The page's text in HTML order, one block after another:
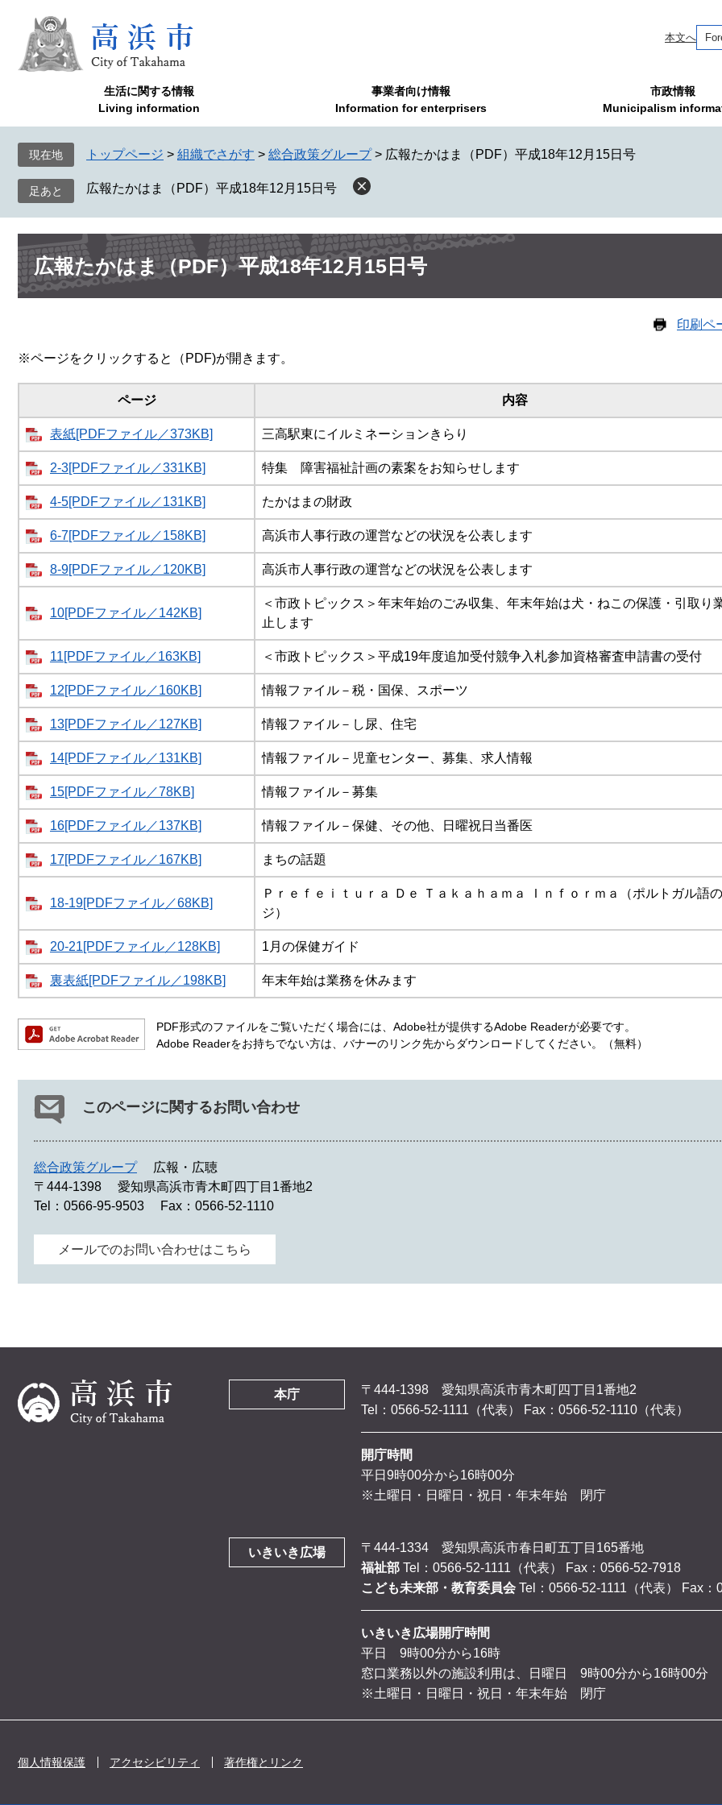
で
ば
へ
本文へ
生活に関する情報
Living information
事業者向け情報
Information for enterprisers
市政情報
Municipalism
現在地 トップページ > 組織でさがす > 総合政策グループ > 広報たかはま（PDF）平成18年12月15日号
広報たかはま（PDF）平成18年12月15日号
本
文 広報たかはま（PDF）平成18年12月15日号
印刷ペ
※ページをクリックすると（PDF)が開きます。
ページ 内容
表紙[PDFファイル／373KB] 三高駅東にイルミネーションきらり
2-3[PDFファイル／331KB] 特集 障害福祉計画の素案をお知らせします
4-5[PDFファイル／131KB] たかはまの財政
6-7[PDFファイル／158KB] 高浜市人事行政の運営などの状況を公表します
8-9[PDFファイル／120KB] 高浜市人事行政の運営などの状況を公表します
10[PDFファイル／142KB]
＜市政トピックス＞年末年始のごみ収集、年末年始は犬・ねこの保護・引取り
止します
11[PDFファイル／163KB] ＜市政トピックス＞平成19年度追加受付競争入札参加資格審査申請書の受付
12[PDFファイル／160KB] 情報ファイル－税・国保、スポーツ
13[PDFファイル／127KB] 情報ファイル－し尿、住宅
14[PDFファイル／131KB] 情報ファイル－児童センター、募集、求人情報
15[PDFファイル／78KB] 情報ファイル－募集
16[PDFファイル／137KB] 情報ファイル－保健、その他、日曜祝日当番医
17[PDFファイル／167KB] まちの話題
18-19[PDFファイル／68KB]
Ｐｒｅｆｅｉｔｕｒａ Ｄｅ Ｔａｋａｈａｍａ Ｉｎｆｏｒｍａ（ポルトガル語
ジ）
20-21[PDFファイル／128KB] 1月の保健ガイド
裏表紙[PDFファイル／198KB] 年末年始は業務を休みます
PDF形式のファイルをご覧いただく場合には、Adobe社が提供するAdobe Readerが必要です。
Adobe Readerをお持ちでない方は、バナーのリンク先からダウンロードしてください。（無料）
このページに関するお問い合わせ
総合政策グループ
広報・広聴
〒444-1398
愛知県高浜市青木町四丁目1番地2
Tel：0566-95-9503
Fax：0566-52-1110
メールでのお問い合わせはこちら
本庁
〒444-1398 愛知県高浜市青木町四丁目1番地2
Tel：0566-52-1111（代表）
Fax：0566-52-1110（代表）
開庁時間
平日9時00分から16時00分
※土曜日・日曜日・祝日・年末年始 閉庁
いきいき広場
〒444-1334 愛知県高浜市春日町五丁目165番地
福祉部 Tel：0566-52-1111（代表）
Fax：0566-52-7918
こども未来部・教育委員会 Tel：0566-52-1111（代表） Fax：
いきいき広場開庁時間
平日 9時00分から16時
窓口業務以外の施設利用は、日曜日 9時00分から16時00分
※土曜日・日曜日・祝日・年末年始 閉庁
個人情報保護 アクセシビリティ 著作権とリンク